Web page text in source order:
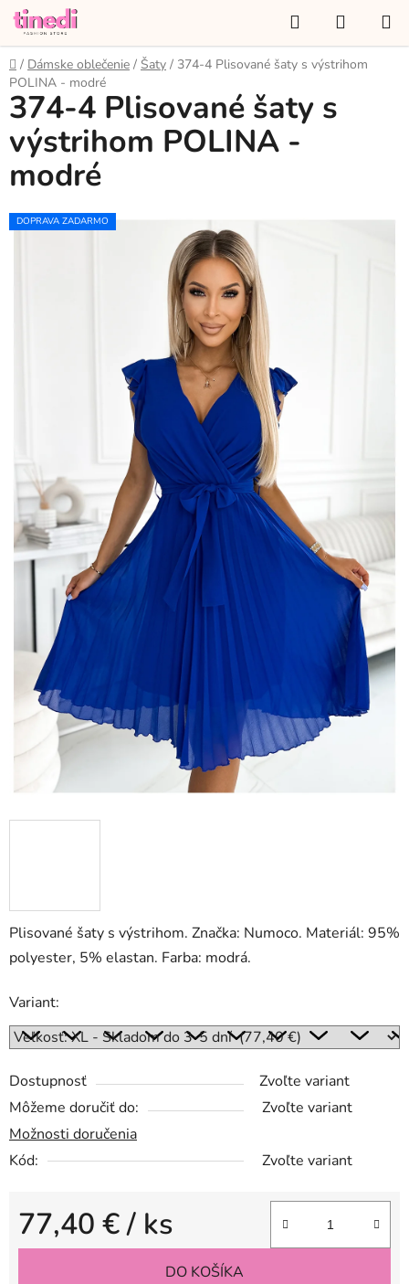
Prejsť
obsah
Hľadať
KOŠÍK
Domov
/ Dámske oblečenie / Šaty / 374-4 Plisované šaty s výstrihom
POLINA - modré
Plisované šaty s výstrihom. Značka: Numoco. Materiál: 95%
polyester, 5% elastan. Farba: modrá.
Variant:
Dostupnosť
Zvoľte variant
Môžeme doručiť do:
Zvoľte variant
Možnosti doručenia
Kód:
Zvoľte variant
77,40 €/ ks
Jednotková cena:
DO KOŠÍKA
374-4 Plisované šaty s
výstrihom POLINA -
modré
DOPRAVA ZADARMO